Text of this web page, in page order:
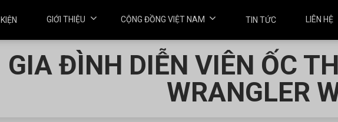
GIỚI THIỆU CỘNG ĐỒNG VIỆT NAM TIN TỨC LIÊN HỆ
GIA ĐÌNH DIỄN VIÊN ỐC
WRANGLER